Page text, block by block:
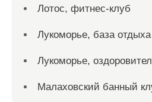
Лотос, фитнес-клуб
Лукоморье, база отдыха
Лукоморье,
Малаховский банный